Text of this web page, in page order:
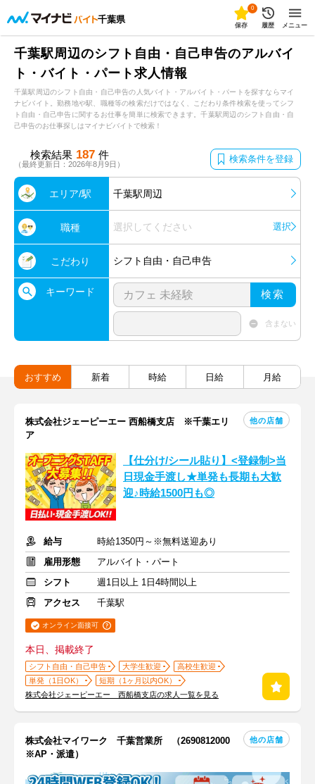
千葉県
0
保存 履歴 メニュー
千葉駅周辺のシフト自由・自己申告のアルバイ
ト・バイト・パート求人情報
千葉駅周辺のシフト自由・自己申告の人気バイト・アルバイト・パートを探すならマイ
ナビバイト。勤務地や駅、職種等の検索だけではなく、こだわり条件検索を使ってシフ
ト自由・自己申告に関するお仕事を簡単に検索できます。千葉駅周辺のシフト自由・自
己申告のお仕事探しはマイナビバイトで検索！
検索結果 187 件
（最終更新日：2026年8月9日） 検索条件を登録
エリア/駅 千葉駅周辺
職種 選択してください 選択
こだわり シフト自由・自己申告
キーワード 検索
含まない
おすすめ 新着 時給 日給 月給
株式会社ジェーピーエー 西船橋支店 ※千葉エリ
ア
他の店舗
【仕分け/シール貼り】<登録制>当
日現金手渡し★単発も長期も大歓
迎♪時給1500円も◎
給与
時給1350円～※無料送迎あり
雇用形態
アルバイト・パート
シフト
週1日以上 1日4時間以上
アクセス
千葉駅
オンライン面接可
本日、掲載終了
シフト自由・自己申告 大学生歓迎
高校生歓迎
単発（1日OK）
短期（1ヶ月以内OK）
株式会社ジェーピーエー 西船橋支店の求人一覧を見る
株式会社マイワーク 千葉営業所 （2690812000
※AP・派遣）
他の店舗